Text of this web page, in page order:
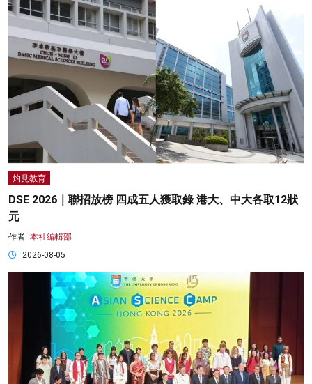
灼見教育
DSE 2026｜聯招放榜 四成五人獲取錄 港大、中大各取12狀
元
作者: 本社編輯部
2026-08-05